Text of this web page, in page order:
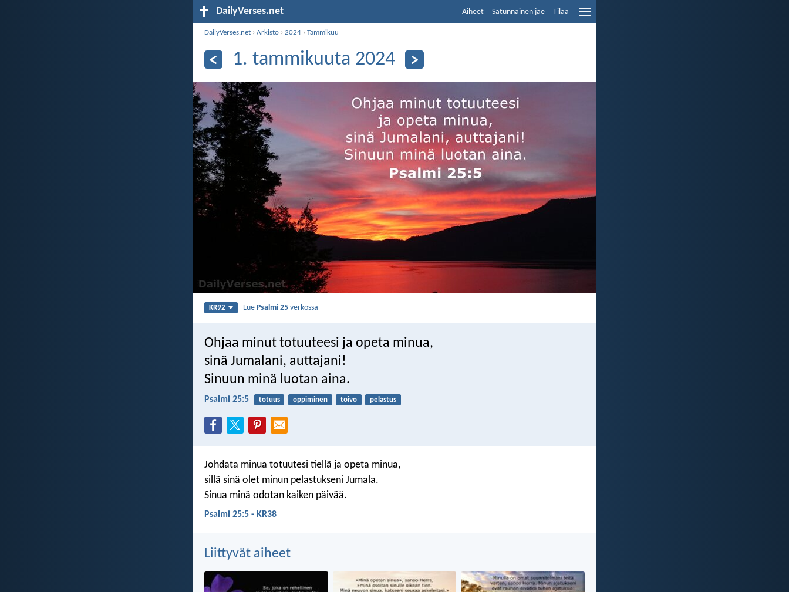
DailyVerses.net Aiheet Satunnainen jae Tilaa
DailyVerses.net ›Arkisto ›2024 ›Tammikuu
1. tammikuuta 2024
KR92 LuePsalmi 25 verkossa
Ohjaa minut totuuteesi ja opeta minua,
sinä Jumalani, auttajani!
Sinuun minä luotan aina.
Psalmi 25:5 totuus oppiminen toivo pelastus
Johdata minua totuutesi tiellä ja opeta minua,
sillä sinä olet minun pelastukseni Jumala.
Sinua minä odotan kaiken päivää.
Psalmi 25:5 - KR38
Liittyvät aiheet